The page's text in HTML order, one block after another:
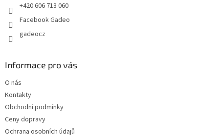
+420 606 713 060
Facebook Gadeo
gadeocz
Informace pro vás
O nás
Kontakty
Obchodní podmínky
Ceny dopravy
Ochrana osobních údajů